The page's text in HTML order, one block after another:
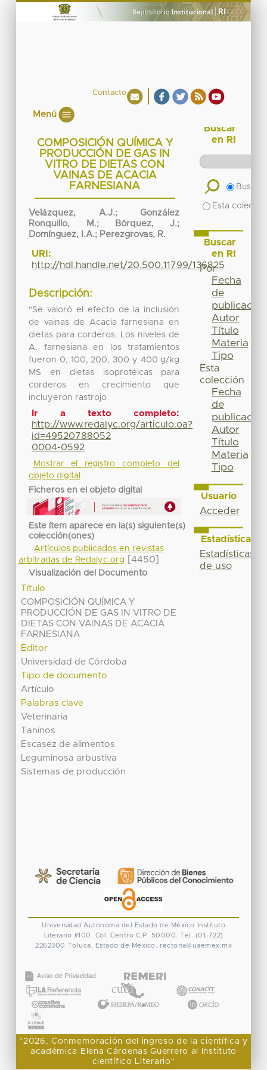
Contacto
Menú
COMPOSICIÓN QUÍMICA Y
PRODUCCIÓN DE GAS IN
VITRO DE DIETAS CON
VAINAS DE ACACIA
FARNESIANA
Velázquez, A.J.; González
Ronquillo, M.; Bórquez, J.;
Domínguez, I.A.; Perezgrovas, R.
URI:
http://hdl.handle.net/20.500.11799/136825
Descripción:
"Se valoró el efecto de la inclusión
de vainas de Acacia farnesiana en
dietas para corderos. Los niveles de
A. farnesiana en los tratamientos
fueron 0, 100, 200, 300 y 400 g/kg
MS en dietas isoprotéicas para
corderos en crecimiento que
incluyeron rastrojo
Ir a texto completo:
http://www.redalyc.org/articulo.oa?
id=49520788052
0004-0592
Mostrar el registro completo del
objeto digital
Ficheros en el objeto digital
Este ítem aparece en la(s) siguiente(s)
colección(ones)
Artículos publicados en revistas
arbitradas de Redalyc.org
[4450]
Visualización del Documento
Título
COMPOSICIÓN QUÍMICA Y
PRODUCCIÓN DE GAS IN VITRO DE
DIETAS CON VAINAS DE ACACIA
FARNESIANA
Editor
Universidad de Córdoba
Tipo de documento
Artículo
Palabras clave
Veterinaria
Taninos
Escasez de alimentos
Leguminosa arbustiva
Sistemas de producción
Buscar
en RI
Buscar
Esta
Buscar
en RI
Por
Fecha
de
publicación
Autor
Título
Materia
Tipo
Esta
colección
Fecha
de
publicación
Autor
Título
Materia
Tipo
Usuario
Acceder
Estadísticas
Estadísticas
de uso
Universidad Autónoma del Estado de México
Instituto
Literario #100. Col. Centro C.P. 50000. Tel. (01-722)
2262300 Toluca, Estado de México. rectoria@uaemex.mx
"2026, Conmemoración del ingreso de la científica y
académica Elena Cárdenas Guerrero al Instituto
científico Literario"